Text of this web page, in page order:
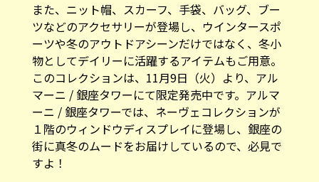
また、ニット帽、スカーフ、手袋、バッグ、ブー
ツなどのアクセサリーが登場し、ウインタースポ
ーツや冬のアウトドアシーンだけではなく、冬小
物としてデイリーに活躍するアイテムもご用意。
このコレクションは、11月9日（火）より、アル
マーニ / 銀座タワーにて限定発売中です。アルマ
ーニ / 銀座タワーでは、ネーヴェコレクションが
１階のウィンドウディスプレイに登場し、銀座の
街に真冬のムードをお届けしているので、必見で
すよ！